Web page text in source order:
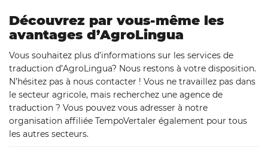
Découvrez par vous-même les
avantages d’AgroLingua
Vous souhaitez plus d’informations sur les services de
traduction d’AgroLingua? Nous restons à votre disposition.
N’hésitez pas à nous contacter ! Vous ne travaillez pas dans
le secteur agricole, mais recherchez une agence de
traduction ? Vous pouvez vous adresser à notre
organisation affiliée TempoVertaler également pour tous
les autres secteurs.